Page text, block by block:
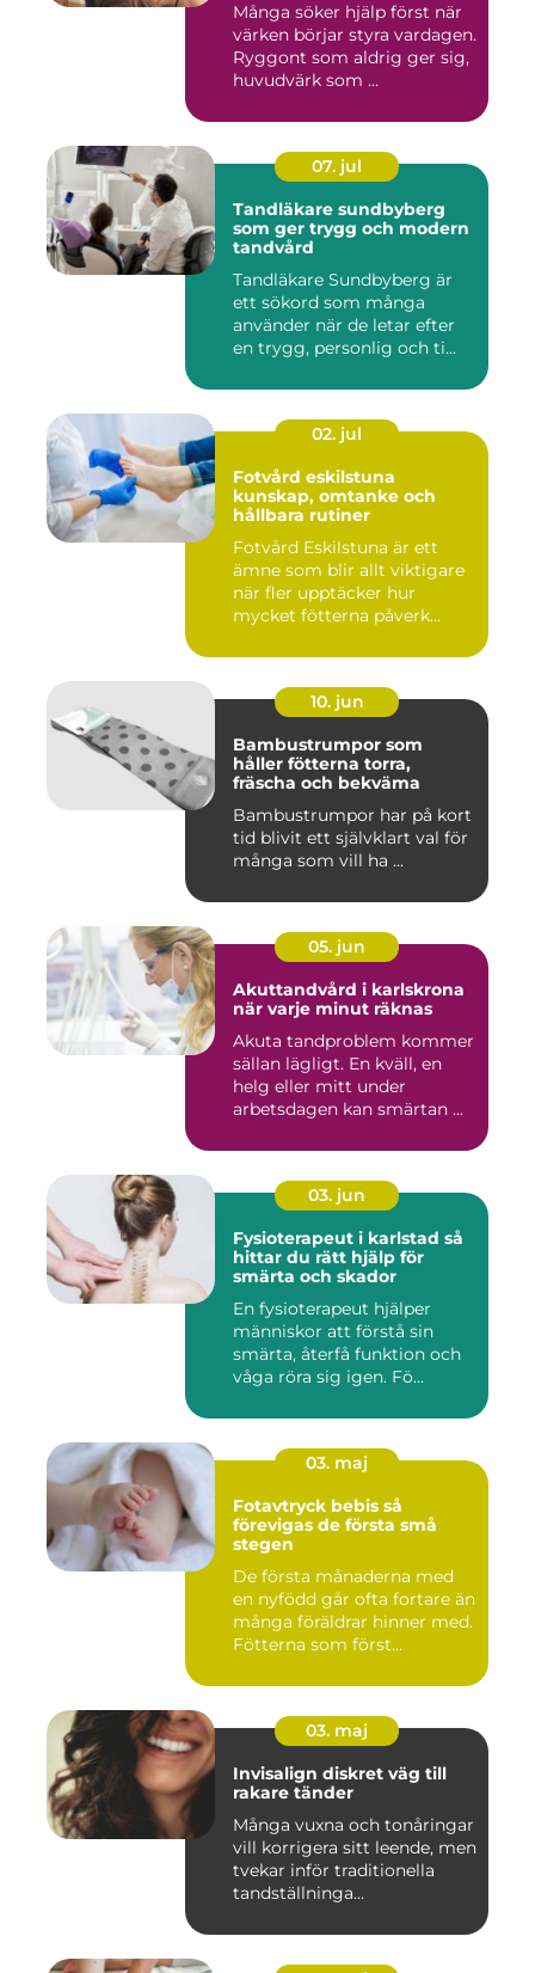
Många söker hjälp först när
värken börjar styra vardagen.
Ryggont som aldrig ger sig,
huvudvärk som ...
07. jul
Tandläkare sundbyberg
som ger trygg och modern
tandvård
Tandläkare Sundbyberg är
ett sökord som många
använder när de letar efter
en trygg, personlig och ti...
02. jul
Fotvård eskilstuna
kunskap, omtanke och
hållbara rutiner
Fotvård Eskilstuna är ett
ämne som blir allt viktigare
när fler upptäcker hur
mycket fötterna påverk...
10. jun
Bambustrumpor som
håller fötterna torra,
fräscha och bekväma
Bambustrumpor har på kort
tid blivit ett självklart val för
många som vill ha ...
05. jun
Akuttandvård i karlskrona
när varje minut räknas
Akuta tandproblem kommer
sällan lägligt. En kväll, en
helg eller mitt under
arbetsdagen kan smärtan ...
03. jun
Fysioterapeut i karlstad så
hittar du rätt hjälp för
smärta och skador
En fysioterapeut hjälper
människor att förstå sin
smärta, återfå funktion och
våga röra sig igen. Fö...
03. maj
Fotavtryck bebis så
förevigas de första små
stegen
De första månaderna med
en nyfödd går ofta fortare än
många föräldrar hinner med.
Fötterna som först...
03. maj
Invisalign diskret väg till
rakare tänder
Många vuxna och tonåringar
vill korrigera sitt leende, men
tvekar inför traditionella
tandställninga...